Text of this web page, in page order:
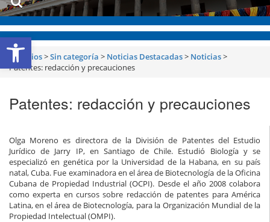
Abrir barra de herramientas
Servicios>Sin categoría > Noticias Destacadas> Noticias>
Patentes: redacción y precauciones
Patentes: redacción y precauciones
Olga Moreno es directora de la División de Patentes del Estudio
Jurídico de Jarry IP, en Santiago de Chile. Estudió Biología y se
especializó en genética por la Universidad de la Habana, en su país
natal, Cuba. Fue examinadora en el área de Biotecnología de la Oficina
Cubana de Propiedad Industrial (OCPI). Desde el año 2008 colabora
como experta en cursos sobre redacción de patentes para América
Latina, en el área de Biotecnología, para la Organización Mundial de la
Propiedad Intelectual (OMPI).